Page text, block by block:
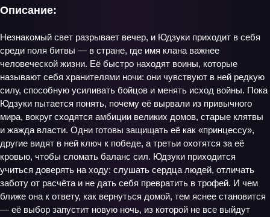
Описание:
Незнакомый свет разрывает вечер, и Юдзуки приходит в себя
среди поля битвы — в стране, где имя клана важнее
человеческой жизни. Её быстро находят воины, которые
называют себя хранителями ночи: они чувствуют в ней редкую
силу, способную усиливать бойцов и менять исход войны. Пока
Юдзуки пытается понять, почему её вырвали из привычного
мира, вокруг сходятся амбиции великих домов, старые клятвы
и жажда власти. Одни готовы защищать её как «принцессу»,
другие видят в ней ключ к победе, а третьи охотятся за её
кровью, чтобы сломать баланс сил. Юдзуки приходится
учиться доверять на ходу: слушать сердца людей, отличать
заботу от расчёта и не дать себя превратить в трофей. И чем
ближе она к ответу, как вернуться домой, тем яснее становится
— её выбор запустит новую ночь, из которой не все выйдут